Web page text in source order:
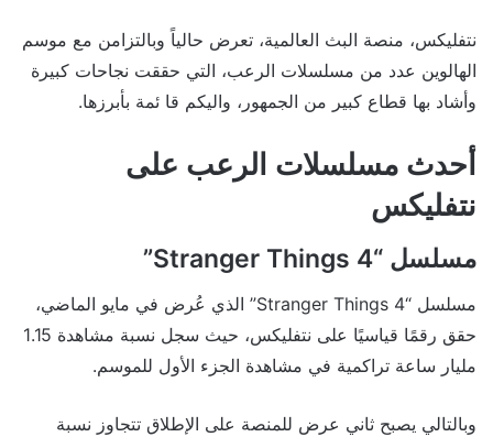
نتفليكس، منصة البث العالمية، تعرض حالياً وبالتزامن مع موسم
الهالوين عدد من مسلسلات الرعب، التي حققت نجاحات كبيرة
وأشاد بها قطاع كبير من الجمهور، واليكم قا ئمة بأبرزها.
أحدث مسلسلات الرعب على
نتفليكس
مسلسل “Stranger Things 4”
مسلسل “Stranger Things 4” الذي عُرض في مايو الماضي،
حقق رقمًا قياسيًا على نتفليكس، حيث سجل نسبة مشاهدة 1.15
مليار ساعة تراكمية في مشاهدة الجزء الأول للموسم.
وبالتالي يصبح ثاني عرض للمنصة على الإطلاق تتجاوز نسبة